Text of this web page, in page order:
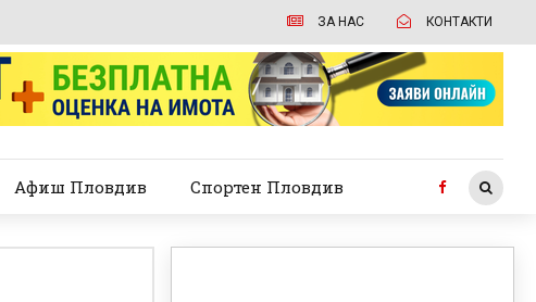
ЗА НАС КОНТАКТИ
Афиш Пловдив Спортен Пловдив